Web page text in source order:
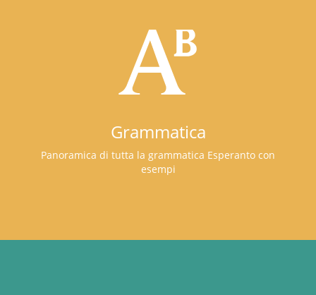
Grammatica
Panoramica di tutta la grammatica Esperanto con
esempi